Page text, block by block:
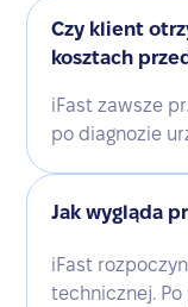
Czy klient
kosztach
iFast zawsze
po diagnozie
Jak wygląda
iFast
technicznej.